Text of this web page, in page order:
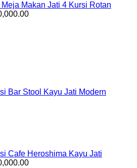
Meja Makan Jati 4 Kursi Rotan
Bar Stool Kayu Jati Modern
Cafe Heroshima Kayu Jati